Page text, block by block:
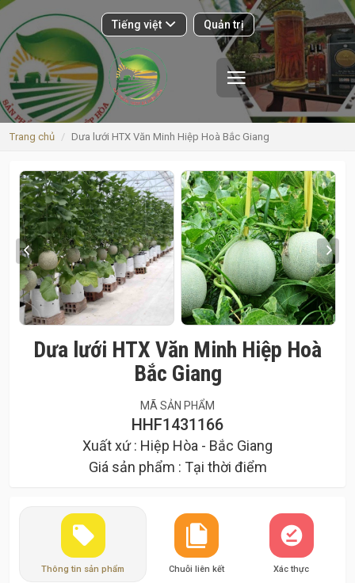
Tiếng việt Quản trị
Giới thiệu
Sản phẩm
Nhà xưởng
Vật tư
Vùng sản xuất
Trại giống
Nhật ký
Bảng tin
Trang chủ Dưa lưới HTX Văn Minh Hiệp Hoà Bắc Giang
Dưa lưới HTX Văn Minh Hiệp Hoà
Bắc Giang
MÃ SẢN PHẨM
HHF1431166
Xuất xứ : Hiệp Hòa - Bắc Giang
Giá sản phẩm : Tại thời điểm
Thông tin sản phẩm Chuỗi liên kết Xác thực